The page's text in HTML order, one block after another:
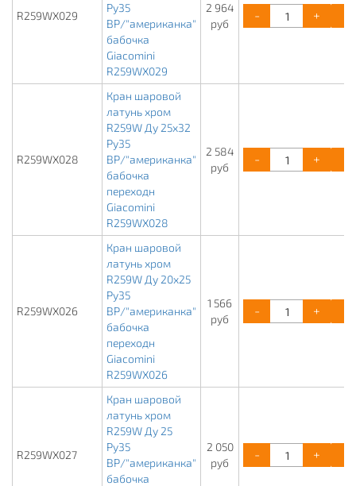
R259WX029
Ру35
ВР/"американка"
бабочка
Giacomini
R259WX029
2 964
руб
- +
R259WX028
Кран шаровой
латунь хром
R259W Ду 25х32
Ру35
ВР/"американка"
бабочка
переходн
Giacomini
R259WX028
2 584
руб
- +
R259WX026
Кран шаровой
латунь хром
R259W Ду 20х25
Ру35
ВР/"американка"
бабочка
переходн
Giacomini
R259WX026
1 566
руб
- +
R259WX027
Кран шаровой
латунь хром
R259W Ду 25
Ру35
ВР/"американка"
бабочка
2 050
руб
- +